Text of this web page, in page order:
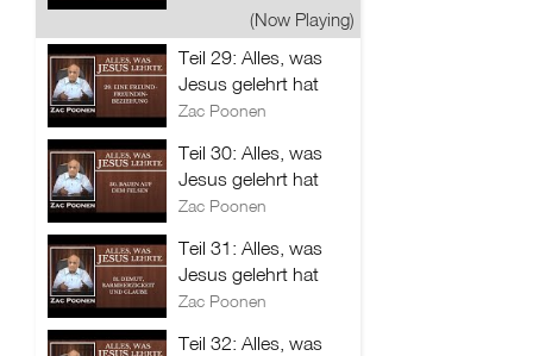
(Now Playing)
Teil 29: Alles, was
Jesus gelehrt hat
Zac Poonen
Teil 30: Alles, was
Jesus gelehrt hat
Zac Poonen
Teil 31: Alles, was
Jesus gelehrt hat
Zac Poonen
Teil 32: Alles, was